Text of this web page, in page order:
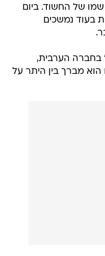
שמו של החשוד. ביום
בעוד נמשכים
בחברה הערבית,
הוא מברך בין היתר על